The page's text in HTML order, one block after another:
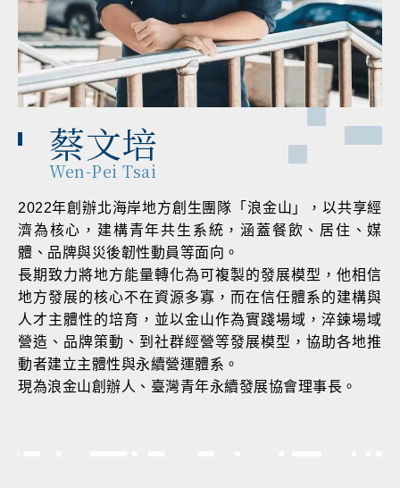
蔡文培
Wen-Pei Tsai
2022年創辦北海岸地方創生團隊「浪金山」，以共享經
濟為核心，建構青年共生系統，涵蓋餐飲、居住、媒
體、品牌與災後韌性動員等面向。
長期致力將地方能量轉化為可複製的發展模型，他相信
地方發展的核心不在資源多寡，而在信任體系的建構與
人才主體性的培育，並以金山作為實踐場域，淬鍊場域
營造、品牌策動、到社群經營等發展模型，協助各地推
動者建立主體性與永續營運體系。
現為浪金山創辦人、臺灣青年永續發展協會理事長。